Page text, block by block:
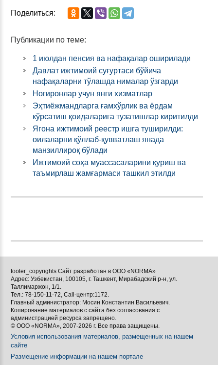
Поделиться:
Публикации по теме:
1 июлдан пенсия ва нафақалар оширилади
Давлат ижтимоий суғуртаси бўйича
нафақаларни тўлашда нималар ўзгарди
Ногиронлар учун янги хизматлар
Эҳтиёжмандларга ғамхўрлик ва ёрдам
кўрсатиш қоидаларига тузатишлар киритилди
Ягона ижтимоий реестр ишга туширилди:
оилаларни қўллаб-қувватлаш янада
манзиллироқ бўлади
Ижтимоий соҳа муассасаларини қуриш ва
таъмирлаш жамғармаси ташкил этилди
footer_copyrights Сайт разработан в ООО «NORMA»
Адрес: Узбекистан, 100105, г. Ташкент, Мирабадский р-н, ул.
Таллимаржон, 1/1.
Тел.: 78-150-11-72, Call-центр:1172.
Главный администратор: Мосин Константин Васильевич.
Копирование материалов с сайта без согласования с
администрацией ресурса запрещено.
© ООО «NORMA», 2007-2026 г. Все права защищены.
Условия использования материалов, размещенных на нашем
сайте
Размещение информации на нашем портале